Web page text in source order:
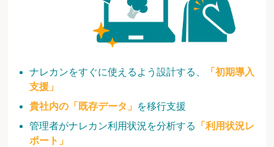
ナレカンをすぐに使えるよう設計する、
「初期導入
支援」
貴社内の「既存データ」 を移行支援
管理者がナレカン利用状況を分析する
「利用状況レ
ポート」